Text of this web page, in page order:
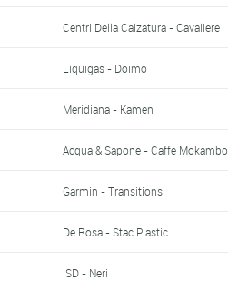
Centri Della Calzatura - Cavaliere
Liquigas - Doimo
Meridiana - Kamen
Acqua & Sapone - Caffe Mokambo
Garmin - Transitions
De Rosa - Stac Plastic
ISD - Neri